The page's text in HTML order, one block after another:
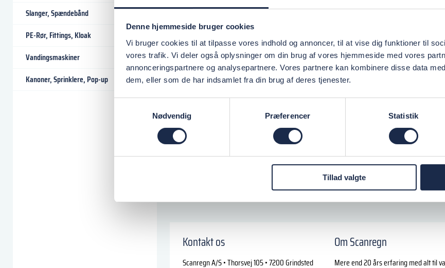
Denne hjemmeside bruger cookies
Vi bruger cookies til at tilpasse vores indhold og annoncer, til at vise dig funktioner til
vores trafik. Vi deler også oplysninger om din brug af vores hjemmeside med vores
annonceringspartnere og analysepartnere. Vores partnere kan kombinere disse data
dem, eller som de har indsamlet fra din brug af deres tjenester.
Nødvendig
Præferencer Statistik
Tillad valgte
Slanger, Spændebånd
PE-Rør, Fittings, Kloak
Vandingsmaskiner
Kanoner, Sprinklere, Pop-up
Kontakt os
Scanregn A/S • Thorsvej 105 • 7200 Grindsted
Om Scanregn
Mere end 20 års erfaring med alt til